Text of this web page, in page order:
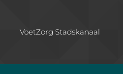
VoetZorg Stadskanaal